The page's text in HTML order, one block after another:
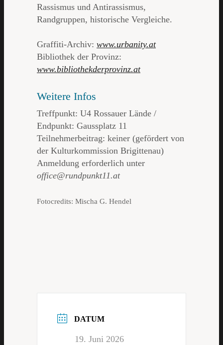
Rassismus und Antirassismus,
Randgruppen, historische Vergleiche.
Graffiti-Archiv: www.urbanity.at
Bibliothek der Provinz:
www.bibliothekderprovinz.at
Weitere Infos
Treffpunkt: U4 Rossauer Lände /
Endpunkt: Gaussplatz 11
Teilnehmerbeitrag: keiner (gefördert von
der Kulturkommission Brigittenau)
Anmeldung erforderlich unter
office@rundpunkt11.at
Fotocredits: Mischa G. Hendel
DATUM
19. Juni 2026